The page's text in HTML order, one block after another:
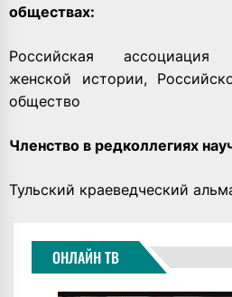
обществах:
Российская ассоциация
женской истории,
общество
Членство в редколлегиях
Тульский краеведческий
ОНЛАЙН ТВ